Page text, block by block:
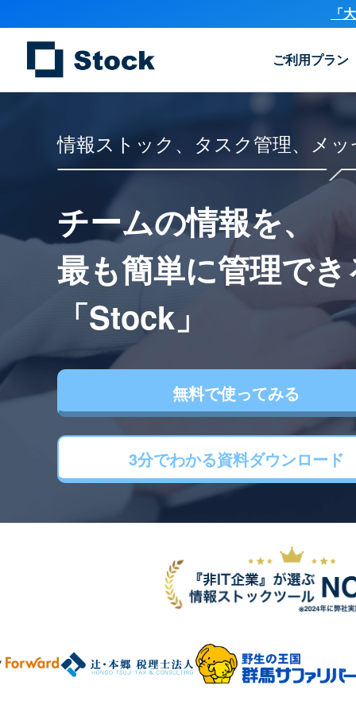
「
ご利用プラン
情報ストック、タスク管理、メ
チームの情報を、
最も簡単に管理で
「Stock」
無料で使ってみる
3分でわかる資料ダウンロード